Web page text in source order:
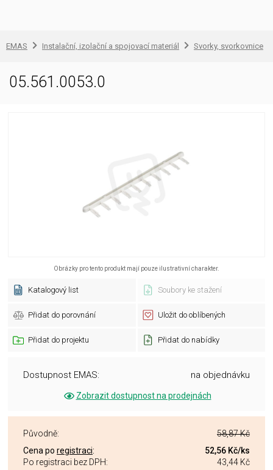
EMAS Instalační, izolační a spojovací materiál Svorky, svorkovnice
05.561.0053.0
Obrázky pro tento produkt mají pouze ilustrativní charakter.
Katalogový list Soubory ke stažení
Přidat do porovnání Uložit do oblíbených
Přidat do projektu Přidat do nabídky
Dostupnost EMAS: na objednávku
Zobrazit dostupnost na prodejnách
Původně:
58,87 Kč
Cena po registraci: 52,56 Kč/ks
Po registraci bez DPH:
43,44 Kč